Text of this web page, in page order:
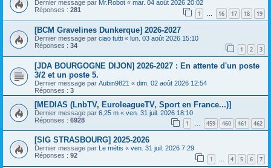
Dernier message par Mr.Robot « mar. 04 août 2026 20:02
Réponses : 281 1 … 16 17 18 19
[BCM Gravelines Dunkerque] 2026-2027
Dernier message par ciao tutti « lun. 03 août 2026 15:10
Réponses : 34 1 2 3
[JDA BOURGOGNE DIJON] 2026-2027 : En attente d'un poste
3/2 et un poste 5.
Dernier message par Aubin9821 « dim. 02 août 2026 12:54
Réponses : 3
[MEDIAS (LnbTV, EuroleagueTV, Sport en France...)]
Dernier message par 6,25 m « ven. 31 juil. 2026 18:10
Réponses : 6928 1 459 460 461 462
[SIG STRASBOURG] 2025-2026
Dernier message par Le métis « ven. 31 juil. 2026 7:29
Réponses : 92 1 … 4 5 6 7